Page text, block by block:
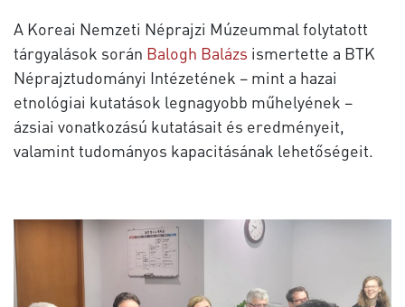
A Koreai Nemzeti Néprajzi Múzeummal folytatott
tárgyalások során Balogh Balázs ismertette a BTK
Néprajztudományi Intézetének – mint a hazai
etnológiai kutatások legnagyobb műhelyének –
ázsiai vonatkozású kutatásait és eredményeit,
valamint tudományos kapacitásának lehetőségeit.